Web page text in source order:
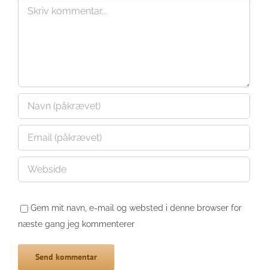
Comment
Gem mit navn, e-mail og websted i denne browser for
næste gang jeg kommenterer